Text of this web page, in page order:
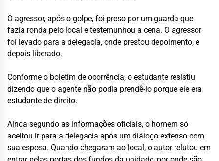
O agressor, após o golpe, foi preso por um guarda que
fazia ronda pelo local e testemunhou a cena. O agressor
foi levado para a delegacia, onde prestou depoimento, e
depois liberado.
Conforme o boletim de ocorrência, o estudante resistiu
dizendo que o agente não podia prendê-lo porque ele era
estudante de direito.
Ainda segundo as informações oficiais, o homem só
aceitou ir para a delegacia após um diálogo extenso com
sua esposa. Quando chegaram ao local, o autor relutou em